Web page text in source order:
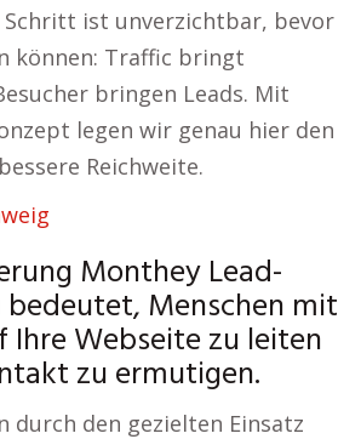
Schritt ist unverzichtbar, bevor
können: Traffic bringt
bringen Leads. Mit
legen wir genau hier den
Reichweite.
Monthey Lead-
bedeutet, Menschen mit
Ihre Webseite zu leiten
zu ermutigen.
durch den gezielten Einsatz